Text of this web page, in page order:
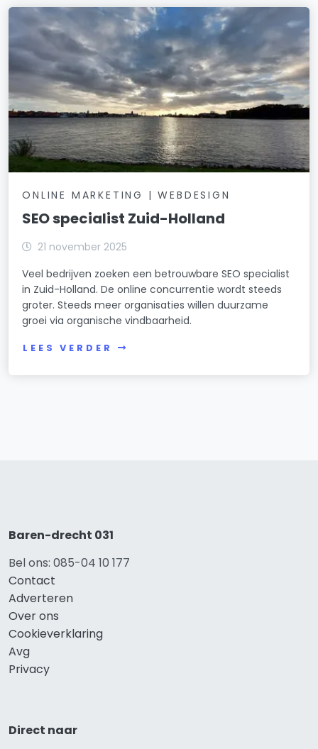
ONLINE MARKETING | WEBDESIGN
SEO specialist Zuid-Holland
21 november 2025
Veel bedrijven zoeken een betrouwbare SEO specialist
in Zuid-Holland. De online concurrentie wordt steeds
groter. Steeds meer organisaties willen duurzame
groei via organische vindbaarheid.
LEES VERDER
Baren-drecht 031
Bel ons: 085-04 10 177
Contact
Adverteren
Over ons
Cookieverklaring
Avg
Privacy
Direct naar